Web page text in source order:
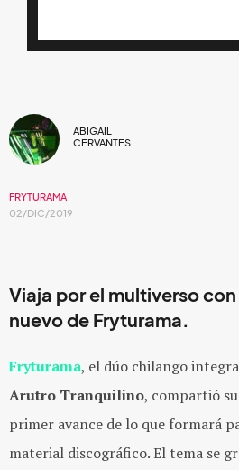
ABIGAIL
CERVANTES
FRYTURAMA
02/DIC/2019
Viaja por el multiverso
nuevo de Fryturama.
Fryturama, el dúo chilango
Arutro Tranquilino, compartió
primer avance de lo que formará
material discográfico. El tema se